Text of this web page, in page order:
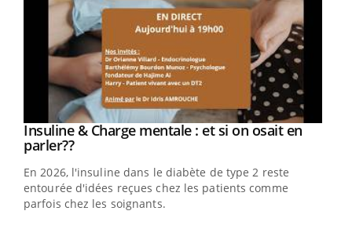
Youtube
Insuline & Charge mentale : et si on osait en
parler??Youtube
En 2026, l'insuline dans le diabète de type 2 reste
entourée d'idées reçues chez les patients comme
parfois chez les soignants.